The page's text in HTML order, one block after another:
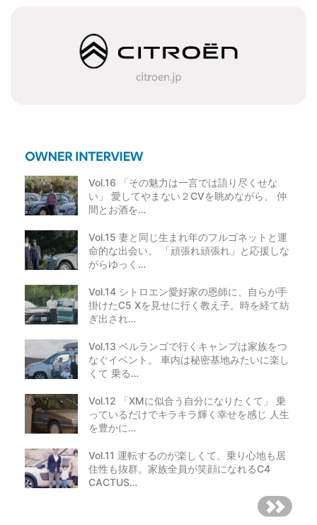
Vol.16 「その魅力は一言では語り尽くせな
い」 愛してやまない２CVを眺めながら、 仲
間とお酒を…
Vol.15 妻と同じ生まれ年のフルゴネットと運
命的な出会い。 「頑張れ頑張れ」と応援しな
がらゆっく…
Vol.14 シトロエン愛好家の恩師に、自らが手
掛けたC5 Xを見せに行く教え子。時を経て紡
ぎ出され…
Vol.13 ベルランゴで行くキャンプは家族をつ
なぐイベント。 車内は秘密基地みたいに楽し
くて 乗る…
Vol.12 「XMに似合う自分になりたくて」 乗
っているだけでキラキラ輝く幸せを感じ 人生
を豊かに…
Vol.11 運転するのが楽しくて、乗り心地も居
住性も抜群。家族全員が笑顔になれるC4
CACTUS…